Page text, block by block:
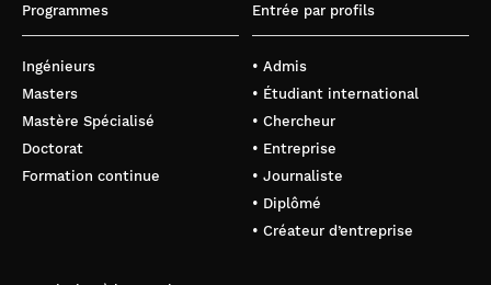
Programmes
Ingénieurs
Masters
Mastère Spécialisé
Doctorat
Formation continue
Entrée par profils
• Admis
• Étudiant international
• Chercheur
• Entreprise
• Journaliste
• Diplômé
• Créateur d’entreprise